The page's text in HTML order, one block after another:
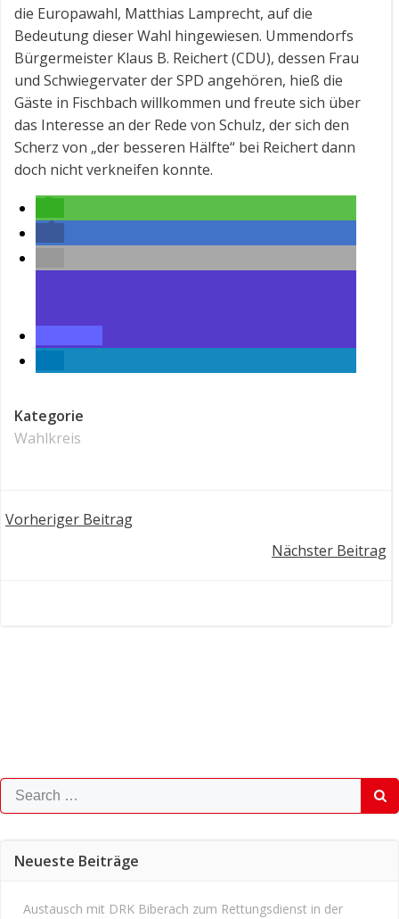
die Europawahl, Matthias Lamprecht, auf die
Bedeutung dieser Wahl hingewiesen. Ummendorfs
Bürgermeister Klaus B. Reichert (CDU), dessen Frau
und Schwiegervater der SPD angehören, hieß die
Gäste in Fischbach willkommen und freute sich über
das Interesse an der Rede von Schulz, der sich den
Scherz von „der besseren Hälfte“ bei Reichert dann
doch nicht verkneifen konnte.
Kategorie
Wahlkreis
Post
Vorheriger Beitrag
Nächster Beitrag
Search
for:
Neueste Beiträge
Austausch mit DRK Biberach zum Rettungsdienst in der